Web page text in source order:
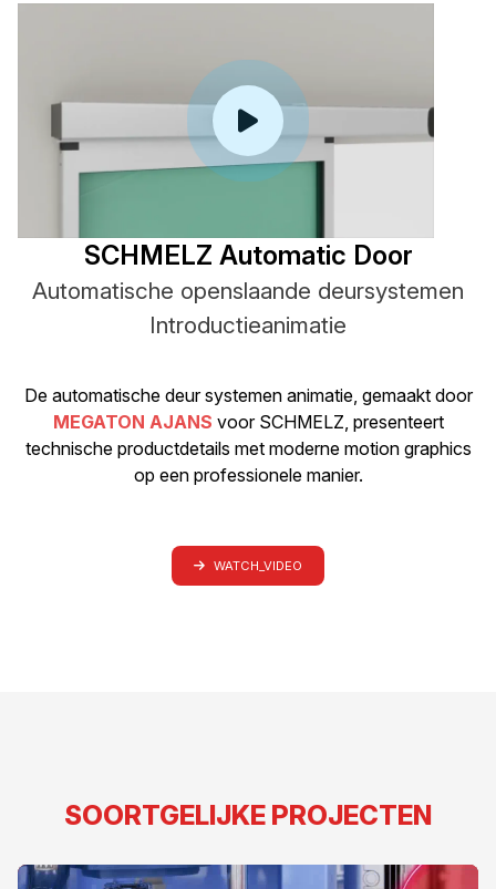
SCHMELZ Automatic Door
Automatische openslaande deursystemen
Introductieanimatie
De automatische deur systemen animatie, gemaakt door
MEGATON AJANS voor SCHMELZ, presenteert
technische productdetails met moderne motion graphics
op een professionele manier.
WATCH_VIDEO
SOORTGELIJKE PROJECTEN